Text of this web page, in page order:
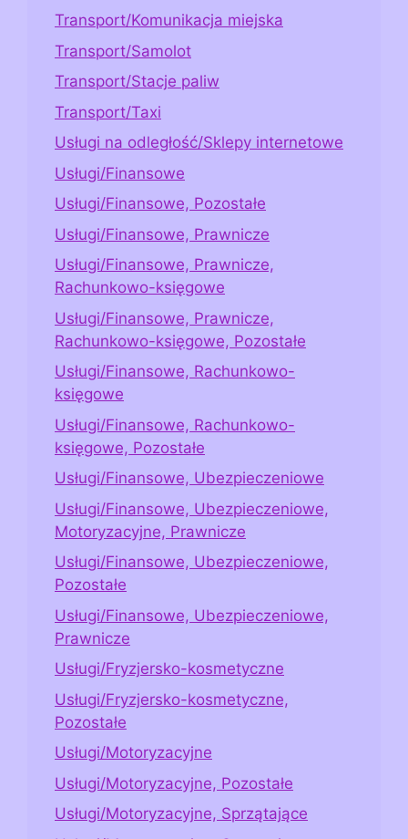
Transport/Komunikacja miejska
Transport/Samolot
Transport/Stacje paliw
Transport/Taxi
Usługi na odległość/Sklepy internetowe
Usługi/Finansowe
Usługi/Finansowe, Pozostałe
Usługi/Finansowe, Prawnicze
Usługi/Finansowe, Prawnicze,
Rachunkowo-księgowe
Usługi/Finansowe, Prawnicze,
Rachunkowo-księgowe, Pozostałe
Usługi/Finansowe, Rachunkowo-
księgowe
Usługi/Finansowe, Rachunkowo-
księgowe, Pozostałe
Usługi/Finansowe, Ubezpieczeniowe
Usługi/Finansowe, Ubezpieczeniowe,
Motoryzacyjne, Prawnicze
Usługi/Finansowe, Ubezpieczeniowe,
Pozostałe
Usługi/Finansowe, Ubezpieczeniowe,
Prawnicze
Usługi/Fryzjersko-kosmetyczne
Usługi/Fryzjersko-kosmetyczne,
Pozostałe
Usługi/Motoryzacyjne
Usługi/Motoryzacyjne, Pozostałe
Usługi/Motoryzacyjne, Sprzątające